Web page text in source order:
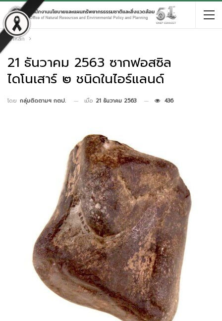
หน้าหลัก
21 ธันวาคม 2563 ซากฟอสซิล
ไดโนเสาร์ ๒ ชนิดในไอร์แลนด์
โดย กลุ่มติดตามฯ กตป. เมื่อ 21 ธันวาคม 2563 436